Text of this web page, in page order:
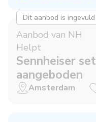
Dit aanbod is ingevuld
Aanbod van NH
Helpt
Sennheiser set
aangeboden
Amsterdam